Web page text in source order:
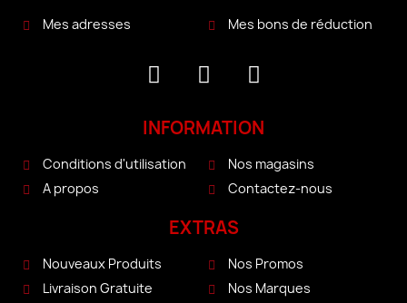
Mes adresses
Mes bons de réduction
INFORMATION
Conditions d'utilisation
A propos
Nos magasins
Contactez-nous
EXTRAS
Nouveaux Produits
Livraison Gratuite
Nos Promos
Nos Marques